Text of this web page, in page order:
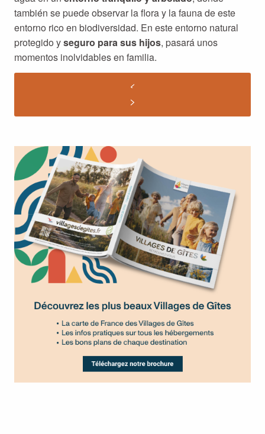
también se puede observar la flora y la fauna de este
entorno rico en biodiversidad. En este entorno natural
protegido yseguro para sus hijos, pasará unos
momentos inolvidables en familia.